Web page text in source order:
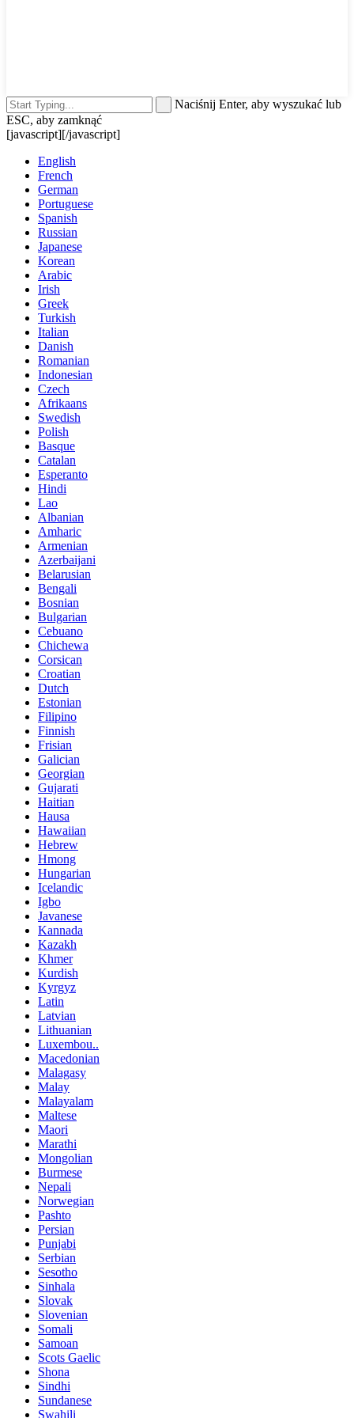
Naciśnij Enter, aby wyszukać lub
ESC, aby zamknąć
[javascript] [/javascript]
English
French
German
Portuguese
Spanish
Russian
Japanese
Korean
Arabic
Irish
Greek
Turkish
Italian
Danish
Romanian
Indonesian
Czech
Afrikaans
Swedish
Polish
Basque
Catalan
Esperanto
Hindi
Lao
Albanian
Amharic
Armenian
Azerbaijani
Belarusian
Bengali
Bosnian
Bulgarian
Cebuano
Chichewa
Corsican
Croatian
Dutch
Estonian
Filipino
Finnish
Frisian
Galician
Georgian
Gujarati
Haitian
Hausa
Hawaiian
Hebrew
Hmong
Hungarian
Icelandic
Igbo
Javanese
Kannada
Kazakh
Khmer
Kurdish
Kyrgyz
Latin
Latvian
Lithuanian
Luxembou..
Macedonian
Malagasy
Malay
Malayalam
Maltese
Maori
Marathi
Mongolian
Burmese
Nepali
Norwegian
Pashto
Persian
Punjabi
Serbian
Sesotho
Sinhala
Slovak
Slovenian
Somali
Samoan
Scots Gaelic
Shona
Sindhi
Sundanese
Swahili